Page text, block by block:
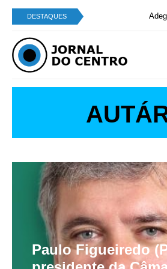
DESTAQUES Adega Cooperativa
Paulo Figueiredo